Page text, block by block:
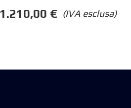
(IVA esclusa)
1.210,00 €